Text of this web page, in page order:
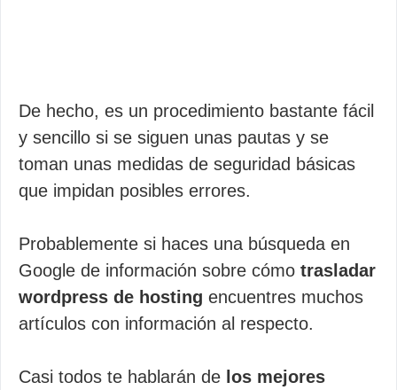
De hecho, es un procedimiento bastante fácil
y sencillo si se siguen unas pautas y se
toman unas medidas de seguridad básicas
que impidan posibles errores.
Probablemente si haces una búsqueda en
Google de información sobre cómo trasladar
wordpress de hosting encuentres muchos
artículos con información al respecto.
Casi todos te hablarán de los mejores